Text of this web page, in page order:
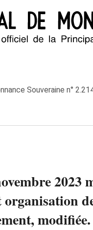
Souveraine n°
modifiée.